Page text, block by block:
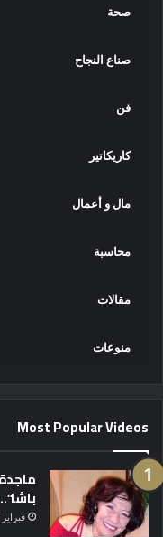
صحة
صناع النجاح
فن
كاريكاتير
مال و أعمال
محاسبة
مقالات
منوعات
Most Popular Videos
فبراير 6, 2025